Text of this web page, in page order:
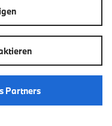
Partners